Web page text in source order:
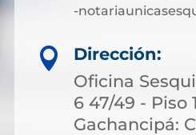
-

Dirección:
Oficina
6 47/49 - Piso
Gachancipá: